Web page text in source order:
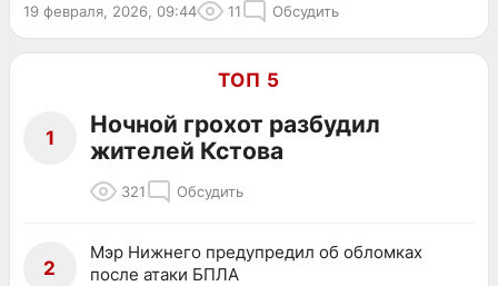
19 февраля, 2026, 09:44 11 Обсудить
ТОП 5
1
Ночной грохот разбудил
жителей Кстова
321 Обсудить
2
Мэр Нижнего предупредил об обломках
после атаки БПЛА